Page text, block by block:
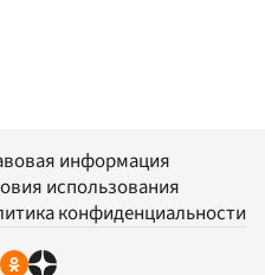
информация
использования
конфиденциальности